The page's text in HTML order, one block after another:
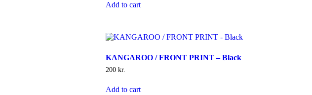
Add to cart
KANGAROO / FRONT PRINT – Black
200 kr.
Add to cart